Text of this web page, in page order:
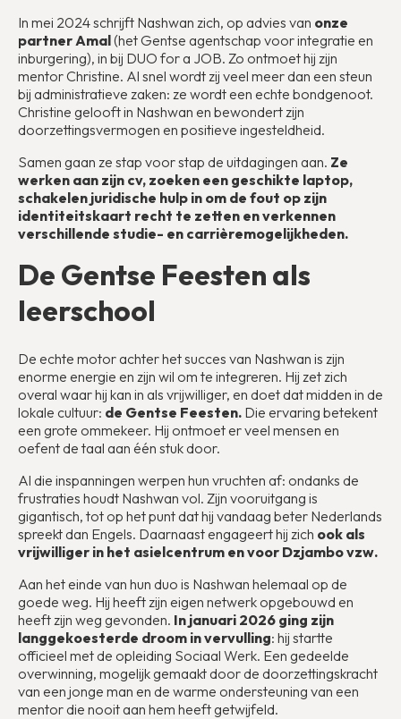
In mei 2024 schrijft Nashwan zich, op advies van onze
partner Amal(het Gentse agentschap voor integratie en
inburgering), in bij DUO for a JOB. Zo ontmoet hij zijn
mentor Christine. Al snel wordt zij veel meer dan een steun
bij administratieve zaken: ze wordt een echte bondgenoot.
Christine gelooft in Nashwan en bewondert zijn
doorzettingsvermogen en positieve ingesteldheid.
Samen gaan ze stap voor stap de uitdagingen aan. Ze
werken aan zijn cv, zoeken een geschikte laptop,
schakelen juridische hulp in om de fout op zijn
identiteitskaart recht te zetten en verkennen
verschillende studie- en carrièremogelijkheden.
De Gentse Feesten als
leerschool
De echte motor achter het succes van Nashwan is zijn
enorme energie en zijn wil om te integreren. Hij zet zich
overal waar hij kan in als vrijwilliger, en doet dat midden in de
lokale cultuur: de Gentse Feesten. Die ervaring betekent
een grote ommekeer. Hij ontmoet er veel mensen en
oefent de taal aan één stuk door.
Al die inspanningen werpen hun vruchten af: ondanks de
frustraties houdt Nashwan vol. Zijn vooruitgang is
gigantisch, tot op het punt dat hij vandaag beter Nederlands
spreekt dan Engels. Daarnaast engageert hij zich ook als
vrijwilliger in het asielcentrum en voor Dzjambo vzw.
Aan het einde van hun duo is Nashwan helemaal op de
goede weg. Hij heeft zijn eigen netwerk opgebouwd en
heeft zijn weg gevonden. In januari 2026 ging zijn
langgekoesterde droom in vervulling: hij startte
officieel met de opleiding Sociaal Werk. Een gedeelde
overwinning, mogelijk gemaakt door de doorzettingskracht
van een jonge man en de warme ondersteuning van een
mentor die nooit aan hem heeft getwijfeld.